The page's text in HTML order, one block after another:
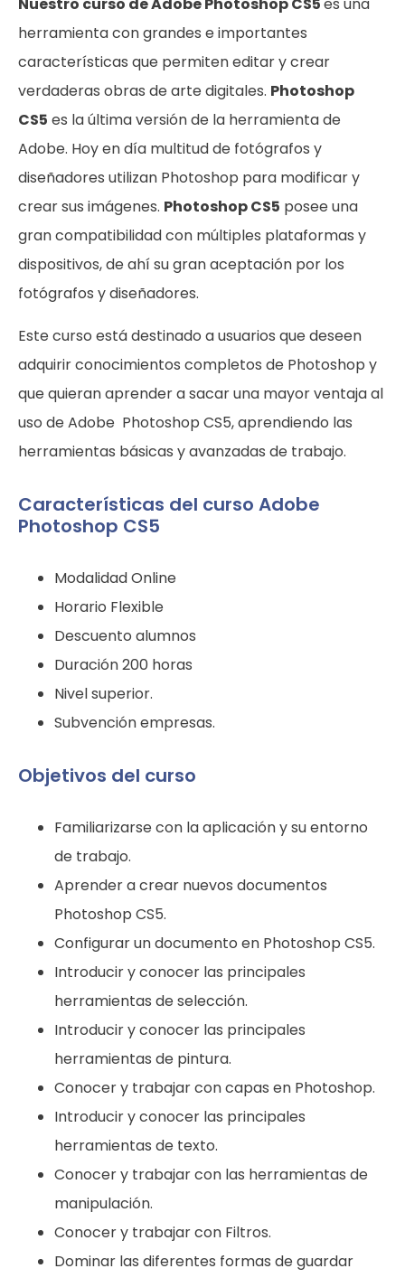
Nuestro curso de Adobe Photoshop CS5es una
herramienta con grandes e importantes
características que permiten editar y crear
verdaderas obras de arte digitales. Photoshop
CS5 es la última versión de la herramienta de
Adobe. Hoy en día multitud de fotógrafos y
diseñadores utilizan Photoshop para modificar y
crear sus imágenes. Photoshop CS5 posee una
gran compatibilidad con múltiples plataformas y
dispositivos, de ahí su gran aceptación por los
fotógrafos y diseñadores.
Este curso está destinado a usuarios que deseen
adquirir conocimientos completos de Photoshop y
que quieran aprender a sacar una mayor ventaja al
uso de Adobe Photoshop CS5, aprendiendo las
herramientas básicas y avanzadas de trabajo.
Características del curso Adobe
Photoshop CS5
Modalidad Online
Horario Flexible
Descuento alumnos
Duración 200 horas
Nivel superior.
Subvención empresas.
Objetivos del curso
Familiarizarse con la aplicación y su entorno
de trabajo.
Aprender a crear nuevos documentos
Photoshop CS5.
Configurar un documento en Photoshop CS5.
Introducir y conocer las principales
herramientas de selección.
Introducir y conocer las principales
herramientas de pintura.
Conocer y trabajar con capas en Photoshop.
Introducir y conocer las principales
herramientas de texto.
Conocer y trabajar con las herramientas de
manipulación.
Conocer y trabajar con Filtros.
Dominar las diferentes formas de guardar